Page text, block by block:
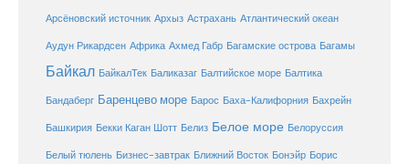
Арсёновский источник Архыз Астрахань Атлантический океан
Аудун Рикардсен Африка Ахмед Габр Багамские острова Багамы
Байкал БайкалТек Баликазаг Балтийское море Балтика
Бандаберг Баренцево море Барос Баха-Калифорния Бахрейн
Башкирия Бекки Каган Шотт Белиз Белое море Белоруссия
Белый тюлень Бизнес-завтрак Ближний Восток Бонэйр Борис